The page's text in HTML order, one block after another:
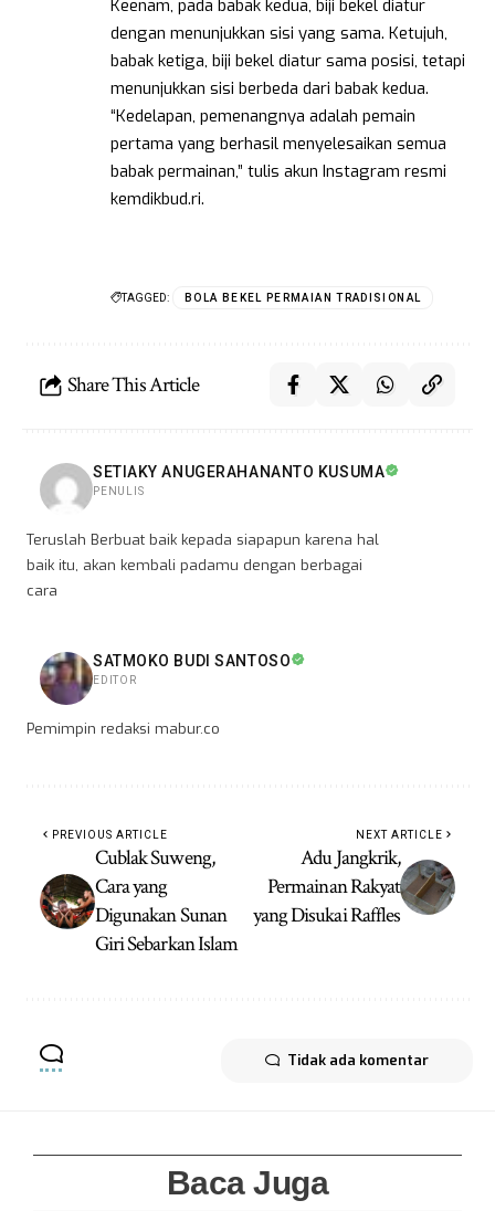
Keenam, pada babak kedua, biji bekel diatur
dengan menunjukkan sisi yang sama. Ketujuh,
babak ketiga, biji bekel diatur sama posisi, tetapi
menunjukkan sisi berbeda dari babak kedua.
“Kedelapan, pemenangnya adalah pemain
pertama yang berhasil menyelesaikan semua
babak permainan,” tulis akun Instagram resmi
kemdikbud.ri.
TAGGED: BOLA BEKEL PERMAIAN TRADISIONAL
Share This Article
SETIAKY ANUGERAHANANTO KUSUMA
PENULIS
Teruslah Berbuat baik kepada siapapun karena hal
baik itu, akan kembali padamu dengan berbagai
cara
SATMOKO BUDI SANTOSO
EDITOR
Pemimpin redaksi mabur.co
PREVIOUS ARTICLE
Cublak Suweng,
Cara yang
Digunakan Sunan
Giri Sebarkan Islam
NEXT ARTICLE
Adu Jangkrik,
Permainan Rakyat
yang Disukai Raffles
Tidak ada komentar
Baca Juga